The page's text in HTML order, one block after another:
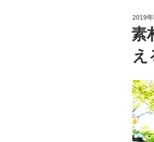
投
稿
日:
2019
素
え